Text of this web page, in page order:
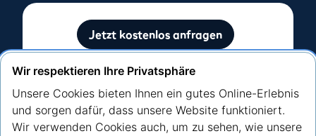
Jetzt kostenlos anfragen
Wir respektieren Ihre Privatsphäre
Unsere Cookies bieten Ihnen ein gutes Online-Erlebnis
und sorgen dafür, dass unsere Website funktioniert.
Wir verwenden Cookies auch, um zu sehen, wie unsere